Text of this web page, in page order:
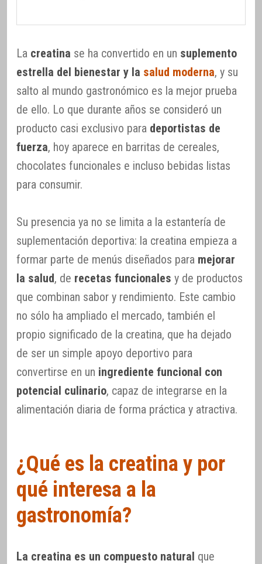
La creatina se ha convertido en un suplemento
estrella del bienestar y la salud moderna, y su
salto al mundo gastronómico es la mejor prueba
de ello. Lo que durante años se consideró un
producto casi exclusivo para deportistas de
fuerza, hoy aparece en barritas de cereales,
chocolates funcionales e incluso bebidas listas
para consumir.
Su presencia ya no se limita a la estantería de
suplementación deportiva: la creatina empieza a
formar parte de menús diseñados para mejorar
la salud, de recetas funcionales y de productos
que combinan sabor y rendimiento. Este cambio
no sólo ha ampliado el mercado, también el
propio significado de la creatina, que ha dejado
de ser un simple apoyo deportivo para
convertirse en un ingrediente funcional con
potencial culinario, capaz de integrarse en la
alimentación diaria de forma práctica y atractiva.
¿Qué es la creatina y por
qué interesa a la
gastronomía?
La creatina es un compuesto natural que